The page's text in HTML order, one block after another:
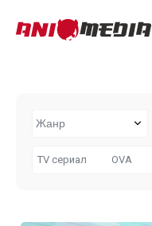
TV сериал OVA